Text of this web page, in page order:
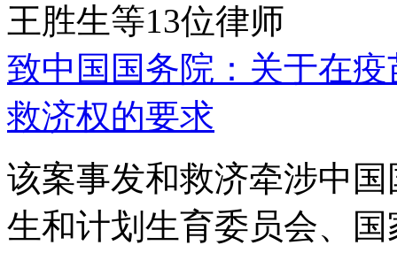
王胜生等13位律师
致中国国务院：关于在
救济权的要求
该案事发和救济牵涉中
生和计划生育委员会、